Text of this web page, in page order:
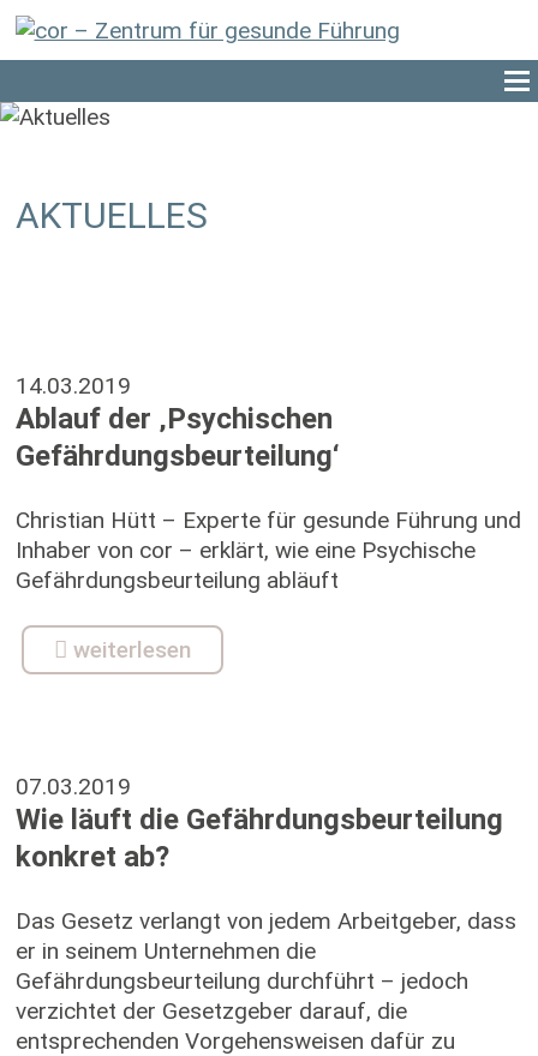
AKTUELLES
14.03.2019
Ablauf der ‚Psychischen
Gefährdungsbeurteilung‘
Christian Hütt – Experte für gesunde Führung und
Inhaber von cor – erklärt, wie eine Psychische
Gefährdungsbeurteilung abläuft
weiterlesen
07.03.2019
Wie läuft die Gefährdungsbeurteilung
konkret ab?
Das Gesetz verlangt von jedem Arbeitgeber, dass
er in seinem Unternehmen die
Gefährdungsbeurteilung durchführt – jedoch
verzichtet der Gesetzgeber darauf, die
entsprechenden Vorgehensweisen dafür zu